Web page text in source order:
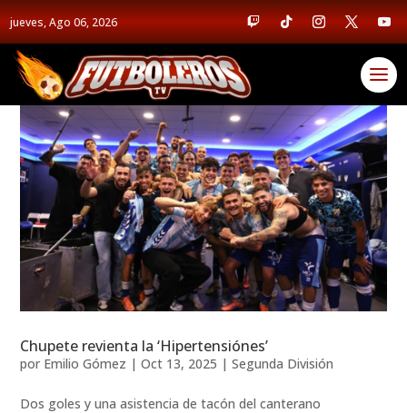
jueves, Ago 06, 2026
Chupete revienta la ‘Hipertensiónes’
por Emilio Gómez |Oct 13, 2025 |Segunda División
Dos goles y una asistencia de tacón del canterano